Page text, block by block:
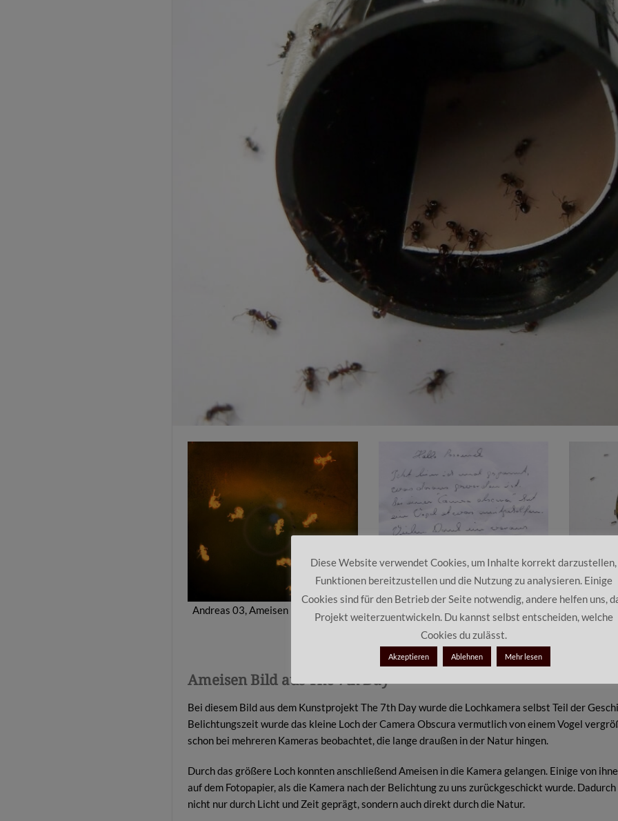
Andreas 03, Ameisen – The 7th Day
Andreas Brief – The 7th Day
Andreas
Ameisen Bild aus The 7th Day
Bei diesem Bild aus dem Kunstprojekt The 7th Day wurde die Lochkamera selbst Teil der
Belichtungszeit wurde das kleine Loch der Camera Obscura vermutlich von einem Vogel
schon bei mehreren Kameras beobachtet, die lange draußen in der Natur hingen.
Durch das größere Loch konnten anschließend Ameisen in die Kamera gelangen. Einige von
auf dem Fotopapier, als die Kamera nach der Belichtung zu uns zurückgeschickt wurde.
nicht nur durch Licht und Zeit geprägt, sondern auch direkt durch die Natur.
Diese Website verwendet Cookies, um Inhalte korrekt darzustellen,
Funktionen bereitzustellen und die Nutzung zu analysieren. Einige
Cookies sind für den Betrieb der Seite notwendig, andere helfen uns,
Projekt weiterzuentwickeln. Du kannst selbst entscheiden, welche
Cookies du zulässt.
Akzeptieren Ablehnen Mehr lesen